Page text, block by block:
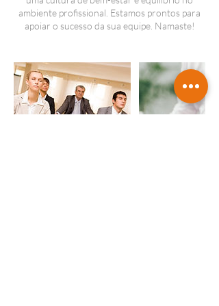
ambiente profissional. Estamos prontos para
apoiar o sucesso da sua equipe. Namaste!